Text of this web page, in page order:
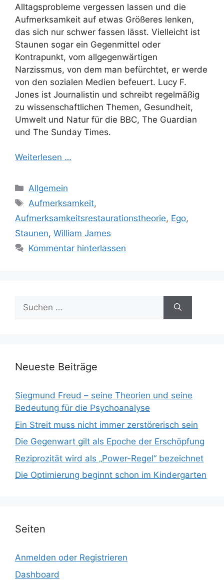
Alltagsprobleme vergessen lassen und die
Aufmerksamkeit auf etwas Größeres lenken,
das sich nur schwer fassen lässt. Vielleicht ist
Staunen sogar ein Gegenmittel oder
Kontrapunkt, vom allgegenwärtigen
Narzissmus, von dem man befürchtet, er werde
von den sozialen Medien befeuert. Lucy F.
Jones ist Journalistin und schreibt regelmäßig
zu wissenschaftlichen Themen, Gesundheit,
Umwelt und Natur für die BBC, The Guardian
und The Sunday Times.
Weiterlesen …
Kategorien
Allgemein
Schlagwörter
Aufmerksamkeit,
Aufmerksamkeitsrestaurationstheorie, Ego,
Staunen, William James
Kommentar hinterlassen
Suchen
nach:
Neueste Beiträge
Siegmund Freud – seine Theorien und seine
Bedeutung für die Psychoanalyse
Ein Streit muss nicht immer zerstörerisch sein
Die Gegenwart gilt als Epoche der Erschöpfung
Reziprozität wird als „Power-Regel“ bezeichnet
Die Optimierung beginnt schon im Kindergarten
Seiten
Anmelden oder Registrieren
Dashboard